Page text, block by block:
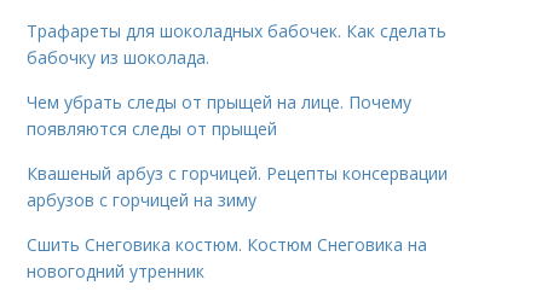
Трафареты для шоколадных бабочек. Как сделать
бабочку из шоколада.
Чем убрать следы от прыщей на лице. Почему
появляются следы от прыщей
Квашеный арбуз с горчицей. Рецепты консервации
арбузов с горчицей на зиму
Сшить Снеговика костюм. Костюм Снеговика на
новогодний утренник